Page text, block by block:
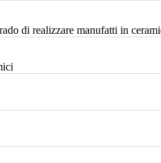
di realizzare manufatti in